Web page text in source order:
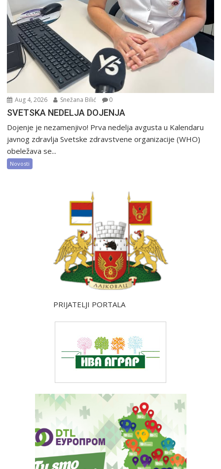
Aug 4, 2026 Snežana Bilić 0
SVETSKA NEDELJA DOJENJA
Dojenje je nezamenjivo! Prva nedelja avgusta u Kalendaru
javnog zdravlja Svetske zdravstvene organizacije (WHO)
obeležava se...
Novosti
PRIJATELJI PORTALA